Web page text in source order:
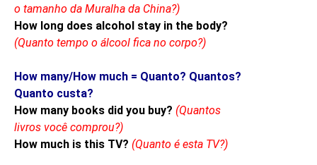
o tamanho da Muralha da China?)
How long does alcohol stay in the body?
(Quanto tempo o álcool fica no corpo?)
How many/How much = Quanto? Quantos?
Quanto custa?
How many books did you buy? (Quantos
livros você comprou?)
How much is this TV? (Quanto é esta TV?)